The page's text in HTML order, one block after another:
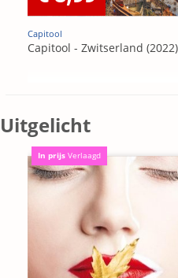
Capitool
Capitool - Zwitserland (2022)
Uitgelicht
In prijs Verlaagd